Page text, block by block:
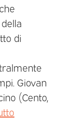
di
Giovan
(Cento,